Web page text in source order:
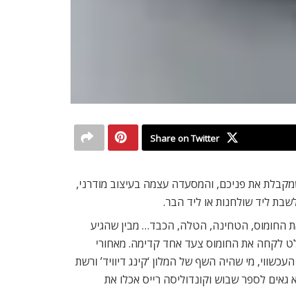
Share on Twitter
את פניכם, והמסעדה עצמה בעיצוב מודרני,
החומוס, הטחינה, הטלה, הכבד… מבין שהגיע
לקחה את החומוס צעד אחד קדימה. מאחורי
מי שהיה השף של המלון ‘קינג דיוויד’ ורשת
לספר שבוש וקונדוליסה רייס אכלו את